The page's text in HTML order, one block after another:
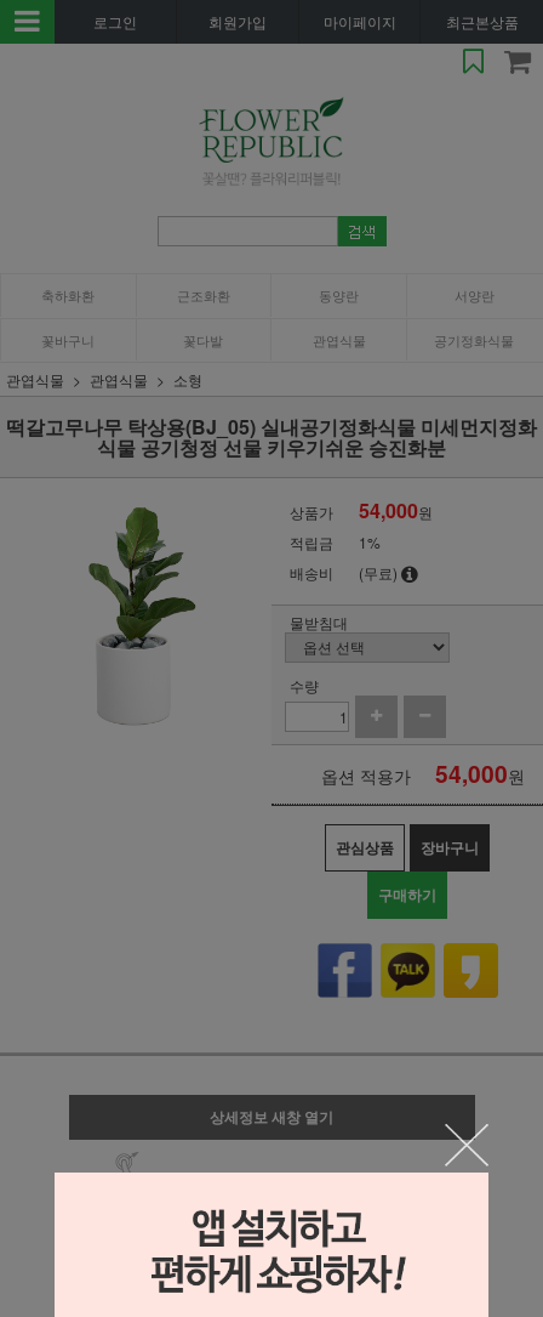
로그인 회원가입 마이페이지 최근본상품
축하화환 근조화환 동양란 서양란
꽃바구니 꽃다발 관엽식물 공기정화식물
관엽식물 관엽식물 소형
떡갈고무나무 탁상용(BJ_05) 실내공기정화식물 미세먼지정화
식물 공기청정 선물 키우기쉬운 승진화분
상품가 54,000원
적립금
1%
배송비
(무료)
물받침대
수량
옵션 적용가 54,000원
관심상품 장바구니
구매하기
상세정보 새창 열기